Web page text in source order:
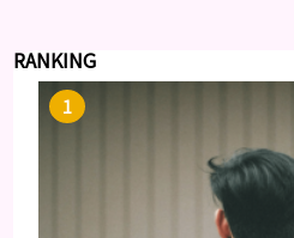
RANKING